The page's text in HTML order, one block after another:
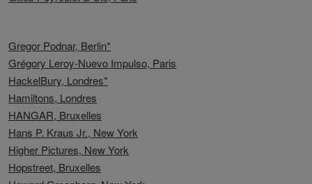
Gregor Podnar, Berlin*
Grégory Leroy-Nuevo Impulso, Paris
HackelBury, Londres*
Hamiltons, Londres
HANGAR, Bruxelles
Hans P. Kraus Jr., New York
Higher Pictures, New York
Hopstreet, Bruxelles